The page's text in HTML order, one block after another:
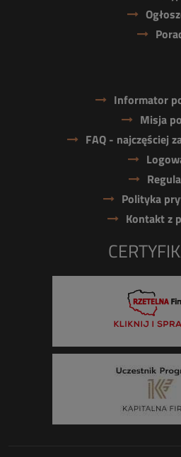
Informator
Misja
FAQ - najczęściej
Polityka
Kontakt z